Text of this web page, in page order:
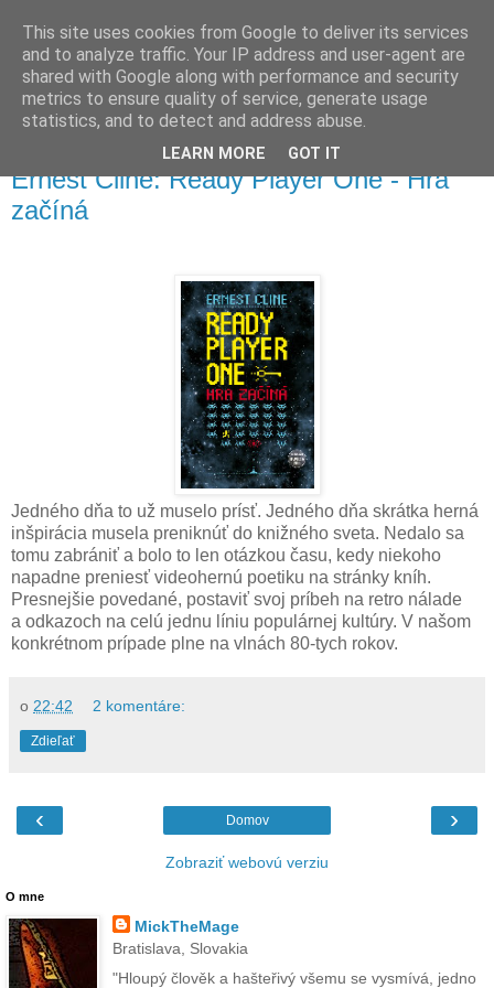
utorok 20. marca 2012
Ernest Cline: Ready Player One - Hra
začíná
Jedného dňa to už muselo prísť. Jedného dňa skrátka herná
inšpirácia musela preniknúť do knižného sveta. Nedalo sa
tomu zabrániť a bolo to len otázkou času, kedy niekoho
napadne preniesť videohernú poetiku na stránky kníh.
Presnejšie povedané, postaviť svoj príbeh na retro nálade
a odkazoch na celú jednu líniu populárnej kultúry. V našom
konkrétnom prípade plne na vlnách 80-tych rokov.
o 22:42 2 komentáre:
Zdieľať
‹ ›
Domov
Zobraziť webovú verziu
O mne
MickTheMage
Bratislava, Slovakia
"Hloupý člověk a hašteřivý všemu se vysmívá, jedno
This site uses cookies from Google to deliver its services
and to analyze traffic. Your IP address and user-agent are
shared with Google along with performance and security
metrics to ensure quality of service, generate usage
statistics, and to detect and address abuse.
LEARN MORE GOT IT